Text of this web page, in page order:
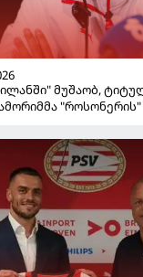
მუშაობ,
"როსონერის"